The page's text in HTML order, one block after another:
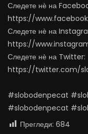
Следете нѐ на
https://
Следете нѐ на
https://
Следете нѐ на Twitter:
https://twitter.com/
#slobodenpecat
#slobodenpecat
Прегледи: 684